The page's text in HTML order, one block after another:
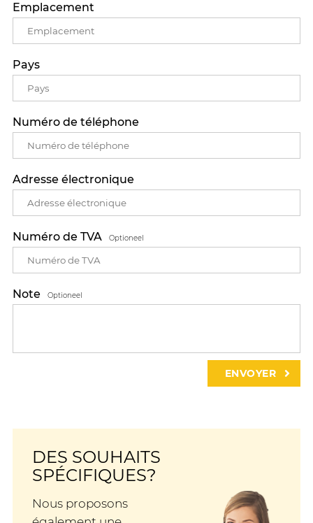
Emplacement
Pays
Numéro de téléphone
Adresse électronique
Numéro de TVA Optioneel
Note Optioneel
DES SOUHAITS
SPÉCIFIQUES?
Nous proposons